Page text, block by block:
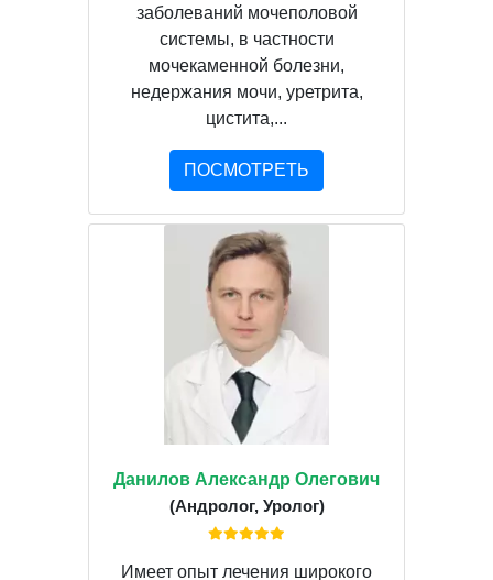
заболеваний мочеполовой
системы, в частности
мочекаменной болезни,
недержания мочи, уретрита,
цистита,...
ПОСМОТРЕТЬ
Данилов Александр Олегович
(Андролог, Уролог)
Имеет опыт лечения широкого